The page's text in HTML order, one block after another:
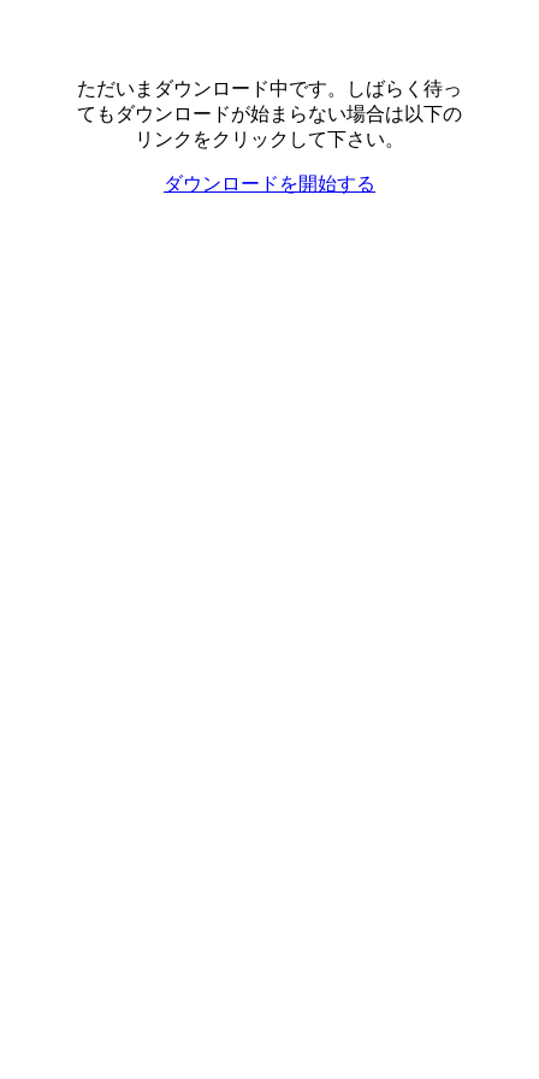
ただいまダウンロード中です。しばらく待っ
てもダウンロードが始まらない場合は以下の
リンクをクリックして下さい。
ダウンロードを開始する